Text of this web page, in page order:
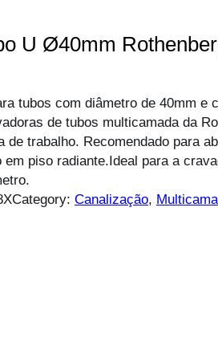
U Ø40mm
tubos com diâmetro de 40mm e
de tubos multicamada da
de trabalho. Recomendado para
em piso radiante.Ideal para a
Category: Canalização,